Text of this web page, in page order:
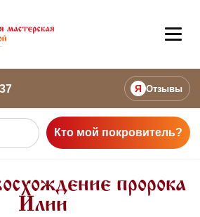
Я Отзывы
Кто мой покровитель?
пророка
Илии